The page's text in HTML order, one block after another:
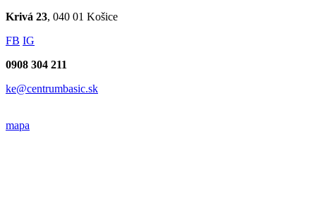
Krivá 23, 040 01 Košice
FB IG
0908 304 211
ke@centrumbasic.sk
mapa